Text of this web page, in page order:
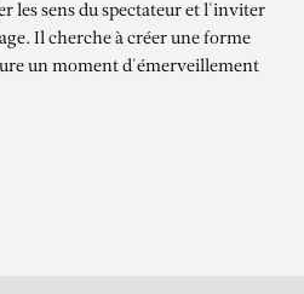
version)
les sens du spectateur et l'inviter
Il cherche à créer une forme
un moment d'émerveillement